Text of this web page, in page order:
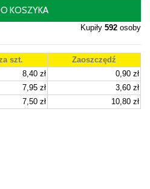
KOSZYKA
Kupiły 592 osoby
szt.
Zaoszczędź
8,40 zł
0,90 zł
7,95 zł
3,60 zł
7,50 zł 10,80 zł